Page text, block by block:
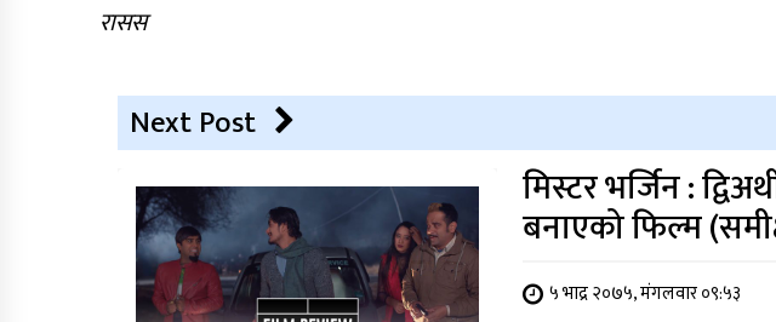
रासस
Next Post
मिस्टर भर्जिन :
बनाएको फिल्म
५ भाद्र २०७५, मंगलवार ०९:५३